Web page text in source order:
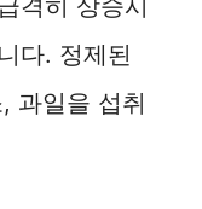
격히 상승시
다. 정제된
과일을 섭취